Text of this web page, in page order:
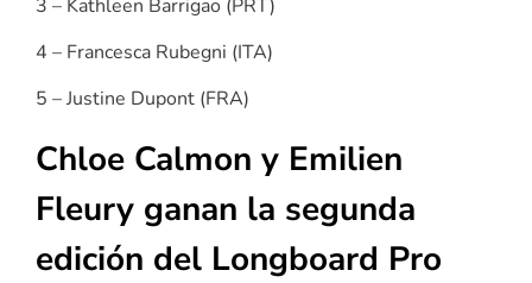
3 – Kathleen Barrigao (PRT)
4 – Francesca Rubegni (ITA)
5 – Justine Dupont (FRA)
Chloe Calmon y Emilien
Fleury ganan la segunda
edición del Longboard Pro